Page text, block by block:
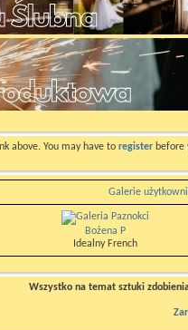
above. You may have to register before
Galerie
Bożena P
Idealny French
Wszystko na temat sztuki